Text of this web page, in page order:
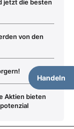
Handeln
jetzt die besten
von den
Aktien bieten